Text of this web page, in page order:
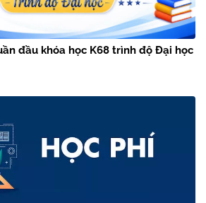
đầu khóa học K68 trình độ Đại học